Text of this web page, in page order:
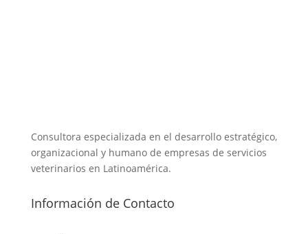
Consultora especializada en el desarrollo estratégico,
organizacional y humano de empresas de servicios
veterinarios en Latinoamérica.
Información de Contacto